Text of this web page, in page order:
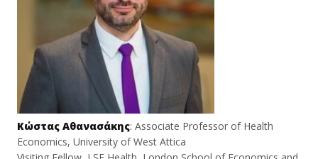
Κώστας Αθανασάκης: Associate Professor of Health
Economics, University of West Attica